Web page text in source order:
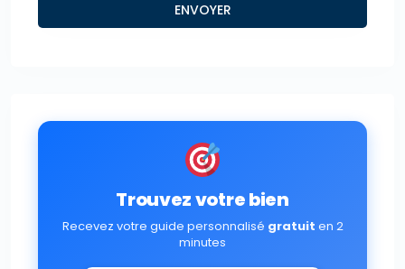
Trouvez votre bien
Recevez votre guide personnalisé gratuit en 2
minutes